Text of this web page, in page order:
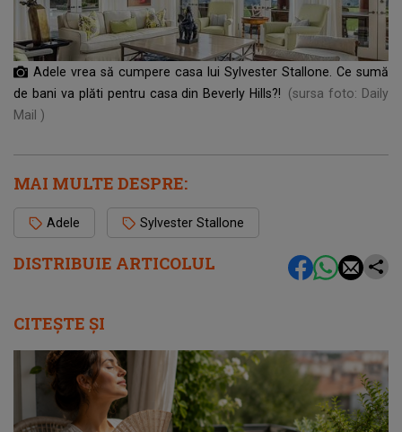
DISTRIBUIE ARTICOLUL
Adele vrea să cumpere casa lui Sylvester Stallone. Ce sumă
de bani va plăti pentru casa din Beverly Hills?!
(sursa foto: Daily
Mail )
MAI MULTE DESPRE:
Adele Sylvester Stallone
CITEȘTE ȘI